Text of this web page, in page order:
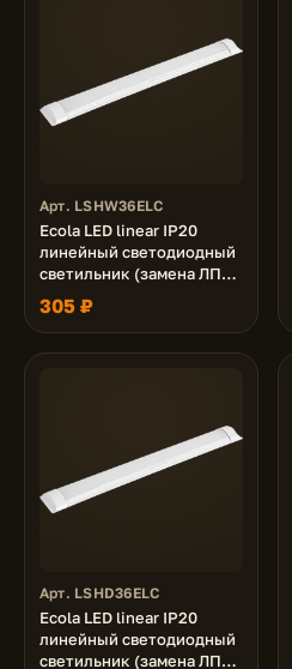
Арт. LSHW36ELC
Ecola LED linear IP20
линейный светодиодный
светильник (замена ЛПО)
36W 220V 2700K
1200x75x25
305 ₽
Арт. LSHD36ELC
Ecola LED linear IP20
линейный светодиодный
светильник (замена ЛПО)